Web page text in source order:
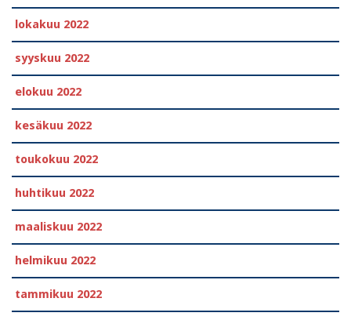
lokakuu 2022
syyskuu 2022
elokuu 2022
kesäkuu 2022
toukokuu 2022
huhtikuu 2022
maaliskuu 2022
helmikuu 2022
tammikuu 2022